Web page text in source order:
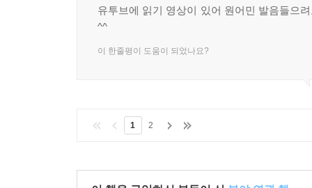
유투브에 읽기 영상이 있어 원어민 발음들으
^^
이 한줄평이 도움이 되었나요?
1 2